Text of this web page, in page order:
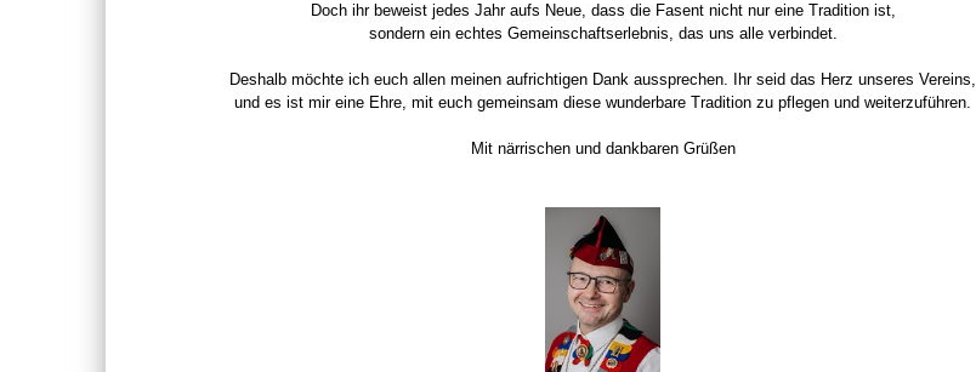
Doch ihr beweist jedes Jahr aufs Neue, dass die Fasent nicht nur eine Tradition ist,
sondern ein echtes Gemeinschaftserlebnis, das uns alle verbindet.
Deshalb möchte ich euch allen meinen aufrichtigen Dank aussprechen. Ihr seid das Herz unseres Vereins,
und es ist mir eine Ehre, mit euch gemeinsam diese wunderbare Tradition zu pflegen und weiterzuführen.
Mit närrischen und dankbaren Grüßen